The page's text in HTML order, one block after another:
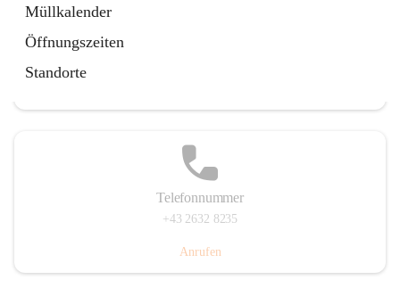
Müllkalender
Öffnungszeiten
Standorte
Telefonnummer
+43 2632 8235
Anrufen